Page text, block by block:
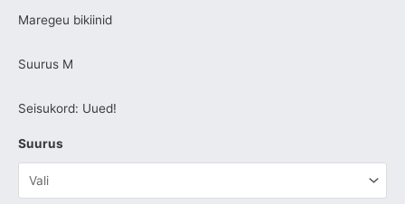
Maregeu bikiinid
Suurus M
Seisukord: Uued!
Suurus